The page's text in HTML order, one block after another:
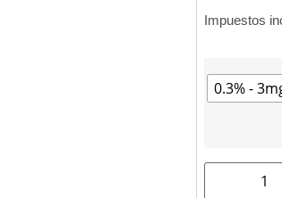
Impuestos
0.3% -